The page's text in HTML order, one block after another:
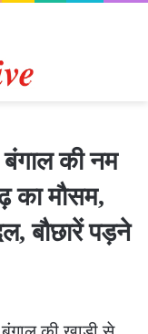
की नम
का मौसम,
बौछारें पड़ने